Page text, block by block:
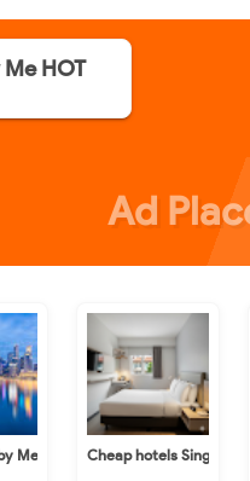
HOT
Ad
Me" in Singapore Instantly - How
Cheap hotels